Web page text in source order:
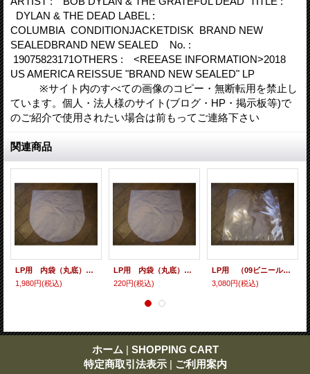
DYLAN & THE DEAD LABEL :
COLUMBIA CONDITIONJACKETDISK BRAND NEW
SEALEDBRAND NEW SEALED No. :
19075823171OTHERS : <REEASE INFORMATION>2018
US AMERICA REISSUE "BRAND NEW SEALED" LP
※サイト内のすべての画像のコピー・無断転用を禁止し
ています。個人・法人様のサイト(ブログ・HP・掲示板等)で
のご紹介で使用されたい場合は前もってご連絡下さい
関連商品
LP用 内袋（丸底） 100枚セット
1,980円(税込)
LP用 内袋（丸底） 10枚セット
220円(税込)
LP用 （09ビニール） 100枚セット
3,080円(税込)
ホーム | SHOPPING CART
特定商取引法表示 | ご利用案内